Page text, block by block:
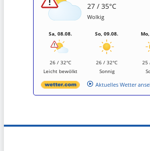
27 / 35°C
Wolkig
Sa, 08.08.
26 / 32°C
Leicht bewölkt
So, 09.08.
26 / 32°C
Sonnig
25
Aktuelles Wetter